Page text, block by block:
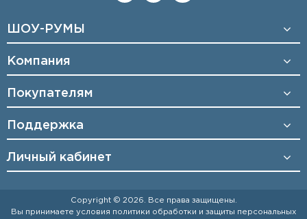
ШОУ-РУМЫ
Компания
Покупателям
Поддержка
Личный кабинет
Copyright © 2026. Все права защищены.
Вы принимаете условия политики обработки и защиты персональных